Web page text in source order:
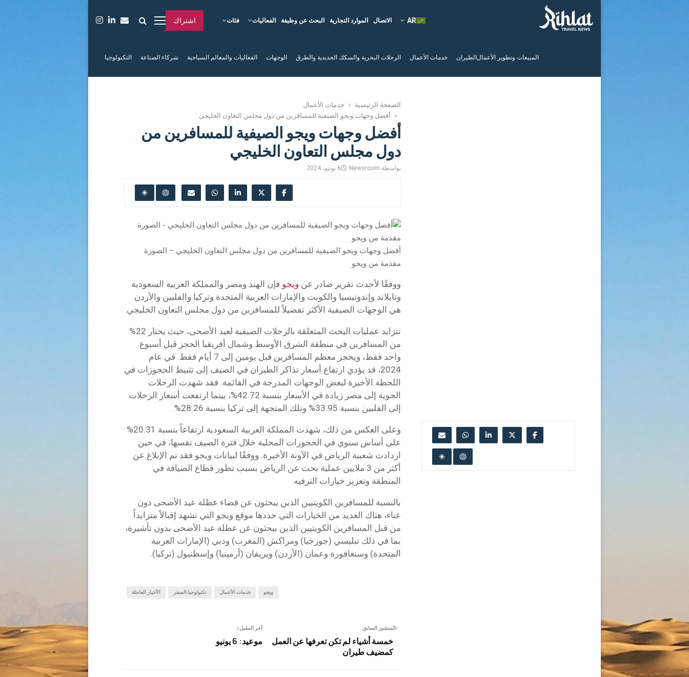
فئات الفعاليات البحث عن وظيفة الموارد التجارية الاتصال اشتراك
المبيعات وتطوير الأعمال الطيران خدمات الأعمال الرحلات البحرية والسكك الحديدية والطرق الوجهات الفعاليات والمعالم السياحية شركاء الصناعة التكنولوجيا
الصفحة الرئيسية
خدمات الأعمال
أفضل وجهات ويجو الصيفية للمسافرين من دول مجلس التعاون الخليجي
أفضل وجهات ويجو الصيفية للمسافرين من
دول مجلس التعاون الخليجي
بواسطة Newsroom 6 يونيو، 2024
أفضل وجهات ويجو الصيفية للمسافرين من دول مجلس التعاون الخليجي – الصورة
مقدمة من ويجو
ووفقًا لأحدث تقرير صادر عن ويجو فإن الهند ومصر والمملكة العربية السعودية
وتايلاند وإندونيسيا والكويت والإمارات العربية المتحدة وتركيا والفلبين والأردن
هي الوجهات الصيفية الأكثر تفضيلاً للمسافرين من دول مجلس التعاون الخليجي.
تتزايد عمليات البحث المتعلقة بالرحلات الصيفية لعيد الأضحى، حيث يختار 22%
من المسافرين في منطقة الشرق الأوسط وشمال أفريقيا الحجز قبل أسبوع
واحد فقط، ويحجز معظم المسافرين قبل يومين إلى 7 أيام فقط. في عام
2024، قد يؤدي ارتفاع أسعار تذاكر الطيران في الصيف إلى تثبيط الحجوزات في
اللحظة الأخيرة لبعض الوجهات المدرجة في القائمة. فقد شهدت الرحلات
الجوية إلى مصر زيادة في الأسعار بنسبة 42.72%، بينما ارتفعت أسعار الرحلات
إلى الفلبين بنسبة 33.95% وتلك المتجهة إلى تركيا بنسبة 28.26%.
وعلى العكس من ذلك، شهدت المملكة العربية السعودية ارتفاعاً بنسبة 20.31%
على أساس سنوي في الحجوزات المحلية خلال فترة الصيف نفسها، في حين
ازدادت شعبية الرياض في الآونة الأخيرة. ووفقًا لبيانات ويجو فقد تم الإبلاغ عن
أكثر من 3 ملايين عملية بحث عن الرياض بسبب تطور قطاع الضيافة في
المنطقة وتعزيز خيارات الترفيه.
بالنسبة للمسافرين الكويتيين الذين يبحثون عن قضاء عطلة عيد الأضحى دون
عناء، هناك العديد من الخيارات التي حددها موقع ويجو التي تشهد إقبالاً متزايداً
من قبل المسافرين الكويتيين الذين يبحثون عن عطلة عيد الأضحى بدون تأشيرة،
بما في ذلك تبليسي (جورجيا) ومراكش (المغرب) ودبي (الإمارات العربية
المتحدة) وسنغافورة وعمان (الأردن) ويريفان (أرمينيا) وإسطنبول (تركيا).
الأخبار العاجلة تكنولوجيا السفر خدمات الأعمال ويجو
المنشور السابق
خمسة أشياء لم تكن تعرفها عن العمل
كمضيف طيران
آخر المقبل
موعيد: 6 يونيو